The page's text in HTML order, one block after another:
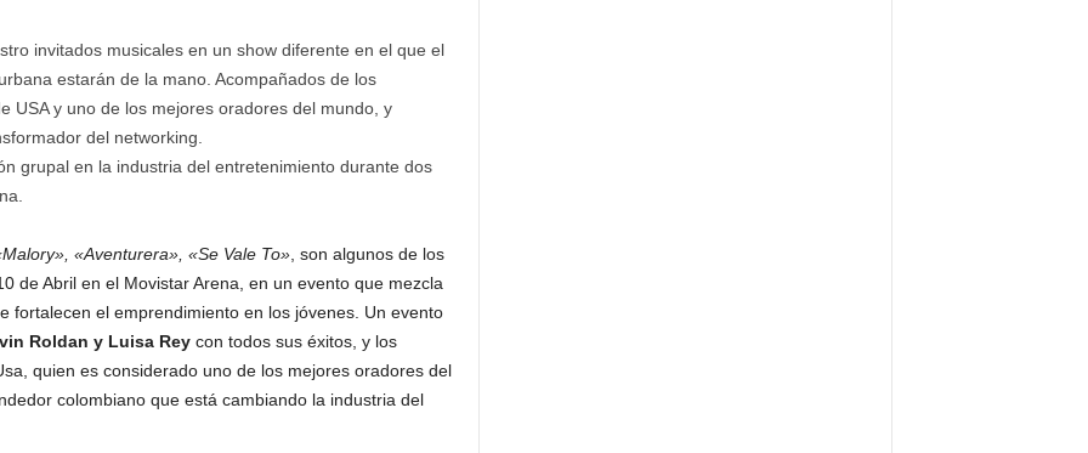
invitados musicales en un show diferente en el que el
estarán de la mano. Acompañados de los
USA y uno de los mejores oradores del mundo, y
del networking.
grupal en la industria del entretenimiento durante dos
«Aventurera», «Se Vale To», son algunos de los
de Abril en el Movistar Arena, en un evento que mezcla
fortalecen el emprendimiento en los jóvenes. Un evento
Roldan y Luisa Reycon todos sus éxitos, y los
quien es considerado uno de los mejores oradores del
colombiano que está cambiando la industria del